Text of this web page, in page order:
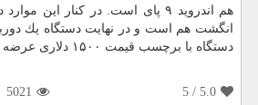
هم اندروید ۹ پای است. در كنار این
دستگاه با برچسب قیمت ۱۵۰۰ دلاری عرضه می شود.
5.0
/ 5
5021